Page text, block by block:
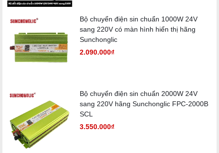
Bộ chuyển điện sin chuẩn 1000W 24V
sang 220V có màn hình hiển thị hãng
Sunchonglic
2.090.000₫
Bộ chuyển điện sin chuẩn 2000W 24V
sang 220V hãng Sunchonglic FPC-2000B
SCL
3.550.000₫